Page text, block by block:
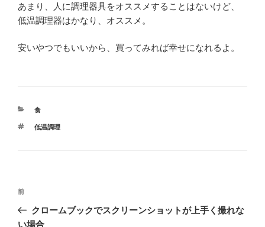
あまり、人に調理器具をオススメすることはないけど、
低温調理器はかなり、オススメ。
安いやつでもいいから、買ってみれば幸せになれるよ。
カ
ゴ
食
タ
低温調理
投
ナ
前
の
投
前
クロームブックでスクリーンショットが上手く撮れな
い場合